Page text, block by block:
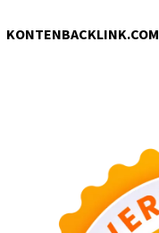
KONTENBACKLINK.COM